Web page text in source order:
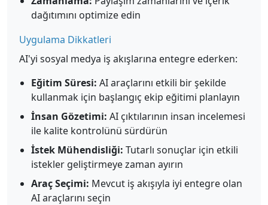
dağıtımını optimize edin
Uygulama Dikkatleri
AI'yi sosyal medya iş akışlarına entegre ederken:
Eğitim Süresi: AI araçlarını etkili bir şekilde
kullanmak için başlangıç ekip eğitimi planlayın
İnsan Gözetimi: AI çıktılarının insan incelemesi
ile kalite kontrolünü sürdürün
İstek Mühendisliği: Tutarlı sonuçlar için etkili
istekler geliştirmeye zaman ayırın
Araç Seçimi: Mevcut iş akışıyla iyi entegre olan
AI araçlarını seçin